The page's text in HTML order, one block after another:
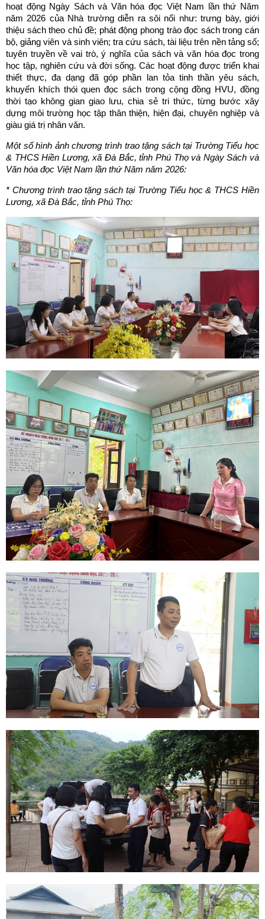
hoạt động Ngày Sách và Văn hóa đọc Việt Nam lần thứ Năm
năm 2026 của Nhà trường diễn ra sôi nổi như: trưng bày, giới
thiệu sách theo chủ đề; phát động phong trào đọc sách trong cán
bộ, giảng viên và sinh viên; tra cứu sách, tài liệu trên nền tảng số;
tuyên truyền về vai trò, ý nghĩa của sách và văn hóa đọc trong
học tập, nghiên cứu và đời sống. Các hoạt động được triển khai
thiết thực, đa dạng đã góp phần lan tỏa tinh thần yêu sách,
khuyến khích thói quen đọc sách trong cộng đồng HVU, đồng
thời tạo không gian giao lưu, chia sẻ tri thức, từng bước xây
dựng môi trường học tập thân thiện, hiện đại, chuyên nghiệp và
giàu giá trị nhân văn.
Một số hình ảnh chương trình trao tặng sách tại Trường Tiểu học
& THCS Hiền Lương, xã Đà Bắc, tỉnh Phú Thọ và Ngày Sách và
Văn hóa đọc Việt Nam lần thứ Năm năm 2026:
* Chương trình trao tặng sách tại Trường Tiểu học & THCS Hiền
Lương, xã Đà Bắc, tỉnh Phú Thọ: